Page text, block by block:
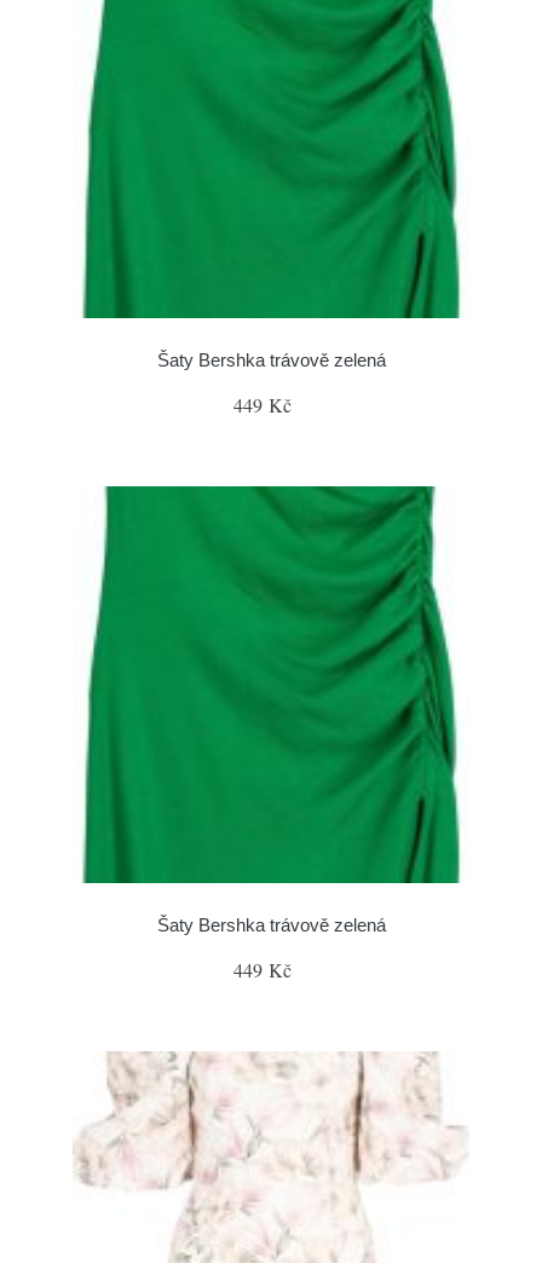
Šaty Bershka trávově zelená
449 Kč
Šaty Bershka trávově zelená
449 Kč